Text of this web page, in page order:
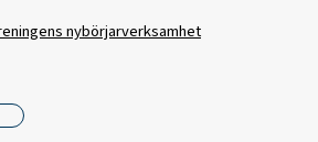
nybörjarverksamhet